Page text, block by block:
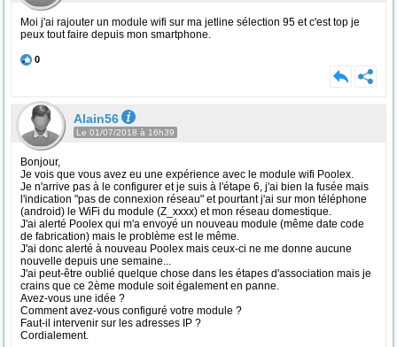
Moi j'ai rajouter un module wifi sur ma jetline sélection 95 et c'est top je
peux tout faire depuis mon smartphone.
0
Alain56
Le 01/07/2018 à 16h39
Bonjour,
Je vois que vous avez eu une expérience avec le module wifi Poolex.
Je n'arrive pas à le configurer et je suis à l'étape 6, j'ai bien la fusée mais
l'indication "pas de connexion réseau" et pourtant j'ai sur mon téléphone
(android) le WiFi du module (Z_xxxx) et mon réseau domestique.
J'ai alerté Poolex qui m'a envoyé un nouveau module (même date code
de fabrication) mais le problème est le même.
J'ai donc alerté à nouveau Poolex mais ceux-ci ne me donne aucune
nouvelle depuis une semaine...
J'ai peut-être oublié quelque chose dans les étapes d'association mais je
crains que ce 2ème module soit également en panne.
Avez-vous une idée ?
Comment avez-vous configuré votre module ?
Faut-il intervenir sur les adresses IP ?
Cordialement.